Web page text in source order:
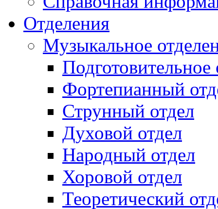
Отделения
Музыкальное
Подготовительное
Фортепианный
Струнный отдел
Духовой отдел
Народный отдел
Хоровой отдел
Теоретический